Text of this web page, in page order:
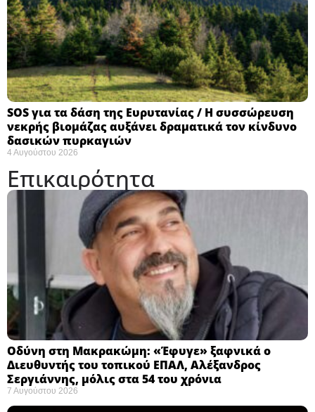
SOS για τα δάση της Ευρυτανίας / Η συσσώρευση
νεκρής βιομάζας αυξάνει δραματικά τον κίνδυνο
δασικών πυρκαγιών
4 Αυγούστου 2026
Επικαιρότητα
Οδύνη στη Μακρακώμη: «Έφυγε» ξαφνικά ο
Διευθυντής του τοπικού ΕΠΑΛ, Αλέξανδρος
Σεργιάννης, μόλις στα 54 του χρόνια
7 Αυγούστου 2026